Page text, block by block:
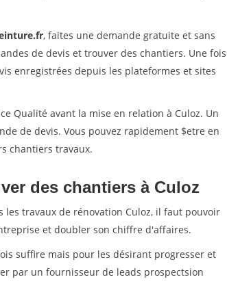
, faites une demande gratuite et sans
de devis et trouver des chantiers. Une fois
enregistrées depuis les plateformes et sites
Qualité avant la mise en relation à Culoz. Un
de devis. Vous pouvez rapidement $etre en
chantiers travaux.
des chantiers à Culoz
travaux de rénovation Culoz, il faut pouvoir
et doubler son chiffre d'affaires.
suffire mais pour les désirant progresser et
par un fournisseur de leads prospectsion